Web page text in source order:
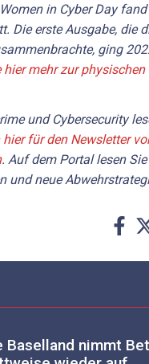
in Cyber Day
Die erste Ausgabe, die
ging
hier mehr zur physischen
und Cybersecurity
für den Newsletter
. Auf dem Portal lesen
und neue
Baselland nimmt